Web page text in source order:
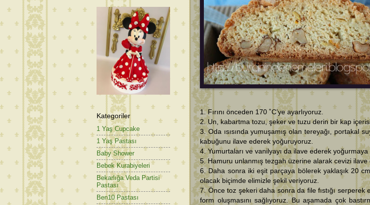
1. Fırını önceden 170 ˚C’ye ayarlıyoruz.
2. Un, kabartma tozu, şeker ve tuzu derin bir kap
3. Oda ısısında yumuşamış olan tereyağı, portakal
kabuğunu ilave ederek yoğuruyoruz.
4. Yumurtaları ve vanilyayı da ilave ederek
5. Hamuru unlanmış tezgah üzerine alarak cevizi
6. Daha sonra iki eşit parçaya bölerek yaklaşık 20
olacak biçimde elimizle şekil veriyoruz.
7. Önce toz şekeri daha sonra da file fıstığı serperek
form oluşmasını sağlıyoruz. Bu aşamada çok
Kategoriler
1 Yaş Cupcake
1 Yaş Pastası
Baby Shower
Bebek Kurabiyeleri
Bekarlığa Veda Partisi
Pastası
Ben10 Pastası